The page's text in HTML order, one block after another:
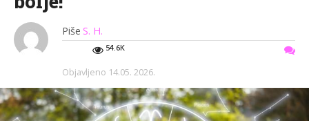
Piše S. H.
54.6K
Objavljeno 14.05. 2026.